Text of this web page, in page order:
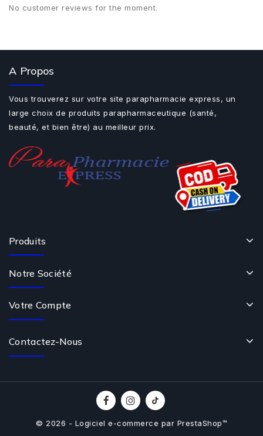
No customer reviews for the moment.
A Propos
Vous trouverez sur votre site parapharmacie express, un
large choix de produits parapharmaceutique (santé,
beauté, et bien être) au meilleur prix.
Produits
Notre Société
Votre Compte
Contactez-Nous
© 2026 - Logiciel e-commerce par PrestaShop™